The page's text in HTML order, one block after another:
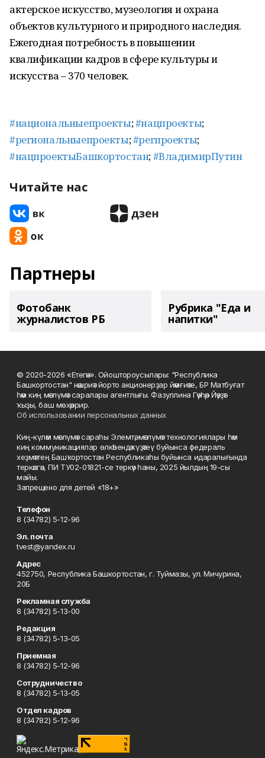
актерское искусство, музеология и охрана
объектов культурного и природного наследия.
Ежегодная потребность в повышении
квалификации кадров в сфере культуры и
искусства – 370 человек.
#национальныепроекты;#нацпроекты;
#региональныепроекты;#регпроекты;
#нацпроектыБашкортостан;#ВладимирПутин
Читайте нас
Партнеры
Фотобанк
журналистов РБ
Рубрика "Еда и
напитки"
© 2020-2026 «Етегән». Ойоштороусылары: "Республика
Башкортостан" нәшриәт йорто акционерҙар йәмғиәте, БР Матбуғат
һәм киң мәғлүмәт саралары агентлығы. Фазуллина Гәүһәр Йәүҙәт
ҡыҙы, баш мөхәррир.
Об использовании персональных данных
Киң-күләм мәғлүмәт сараһы Элемтә, мәғлүмәт технологиялары һәм
киң коммуникациялар өлкәһендә күҙәтеү буйынса федераль
хеҙмәттең Башҡортостан Республикаһы буйынса идаралығында
теркәлгән, ПИ ТУ02-01821-се теркәү һаны, 2025 йылдың 19-сы
майы.
Запрещено для детей «18+»
Телефон
8 (34782) 5-12-96
Эл. почта
tvest@yandex.ru
Адрес
452750, Республика Башкортостан, г. Туймазы, ул. Мичурина,
20Б
Рекламная служба
8 (34782) 5-13-00
Редакция
8 (34782) 5-13-05
Приемная
8 (34782) 5-12-96
Сотрудничество
8 (34782) 5-13-05
Отдел кадров
8 (34782) 5-12-96